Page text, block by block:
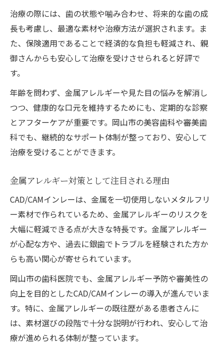
治療の際には、歯の状態や噛み合わせ、将来的な歯の成
長も考慮し、最適な素材や治療方法が選択されます。ま
た、保険適用であることで経済的な負担も軽減され、親
御さんからも安心して治療を受けさせられると好評で
す。
年齢を問わず、金属アレルギーや見た目の悩みを解消し
つつ、健康的な口元を維持するためにも、定期的な診察
とアフターケアが重要です。岡山市の美容歯科や審美歯
科でも、継続的なサポート体制が整っており、安心して
治療を受けることができます。
金属アレルギー対策として注目される理由
CAD/CAMインレーは、金属を一切使用しないメタルフリ
ー素材で作られているため、金属アレルギーのリスクを
大幅に軽減できる点が大きな特長です。金属アレルギー
が心配な方や、過去に銀歯でトラブルを経験された方か
らも高い関心が寄せられています。
岡山市の歯科医院でも、金属アレルギー予防や審美性の
向上を目的としたCAD/CAMインレーの導入が進んでいま
す。特に、金属アレルギーの既往歴がある患者さんに
は、素材選びの段階で十分な説明が行われ、安心して治
療が進められる体制が整っています。